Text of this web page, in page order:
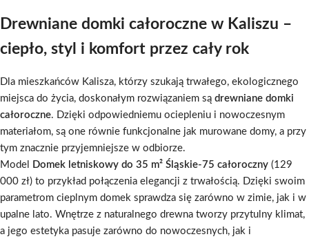
Drewniane domki całoroczne w Kaliszu –
ciepło, styl i komfort przez cały rok
Dla mieszkańców Kalisza, którzy szukają trwałego, ekologicznego
miejsca do życia, doskonałym rozwiązaniem są drewniane domki
całoroczne. Dzięki odpowiedniemu ociepleniu i nowoczesnym
materiałom, są one równie funkcjonalne jak murowane domy, a przy
tym znacznie przyjemniejsze w odbiorze.
Model
Domek letniskowy do 35 m² Śląskie-75 całoroczny (129
000 zł) to przykład połączenia elegancji z trwałością. Dzięki swoim
parametrom cieplnym domek sprawdza się zarówno w zimie, jak i w
upalne lato. Wnętrze z naturalnego drewna tworzy przytulny klimat,
a jego estetyka pasuje zarówno do nowoczesnych, jak i